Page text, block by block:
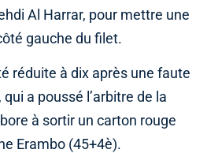
Al Harrar, pour mettre une
gauche du filet.
réduite à dix après une faute
a poussé l’arbitre de la
à sortir un carton rouge
Erambo (45+4è).